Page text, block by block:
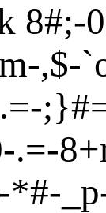
8#;-
-,$-
.=-;}
-.=-
-*#- _p